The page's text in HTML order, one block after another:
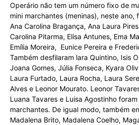
Operário não tem um número fixo de
mini marchantes (meninas), neste ano,
Ana Carolina Bragança, Ana Laura
Carolina Pitarma, Elisa Antunes, Ema
Emília Moreira, Eunice Pereira e
Também desfilaram lara Quintino, Isis
Joana Gomes, Júlia Fonseca, Kyara
Laura Furtado, Laura Rocha, Laura
Alves e Leonor Mourato. Leonor
Luana Tavares e Luisa Agostinho
marchantes. De igual modo, também
Madalena Brito, Madalena Coelho,